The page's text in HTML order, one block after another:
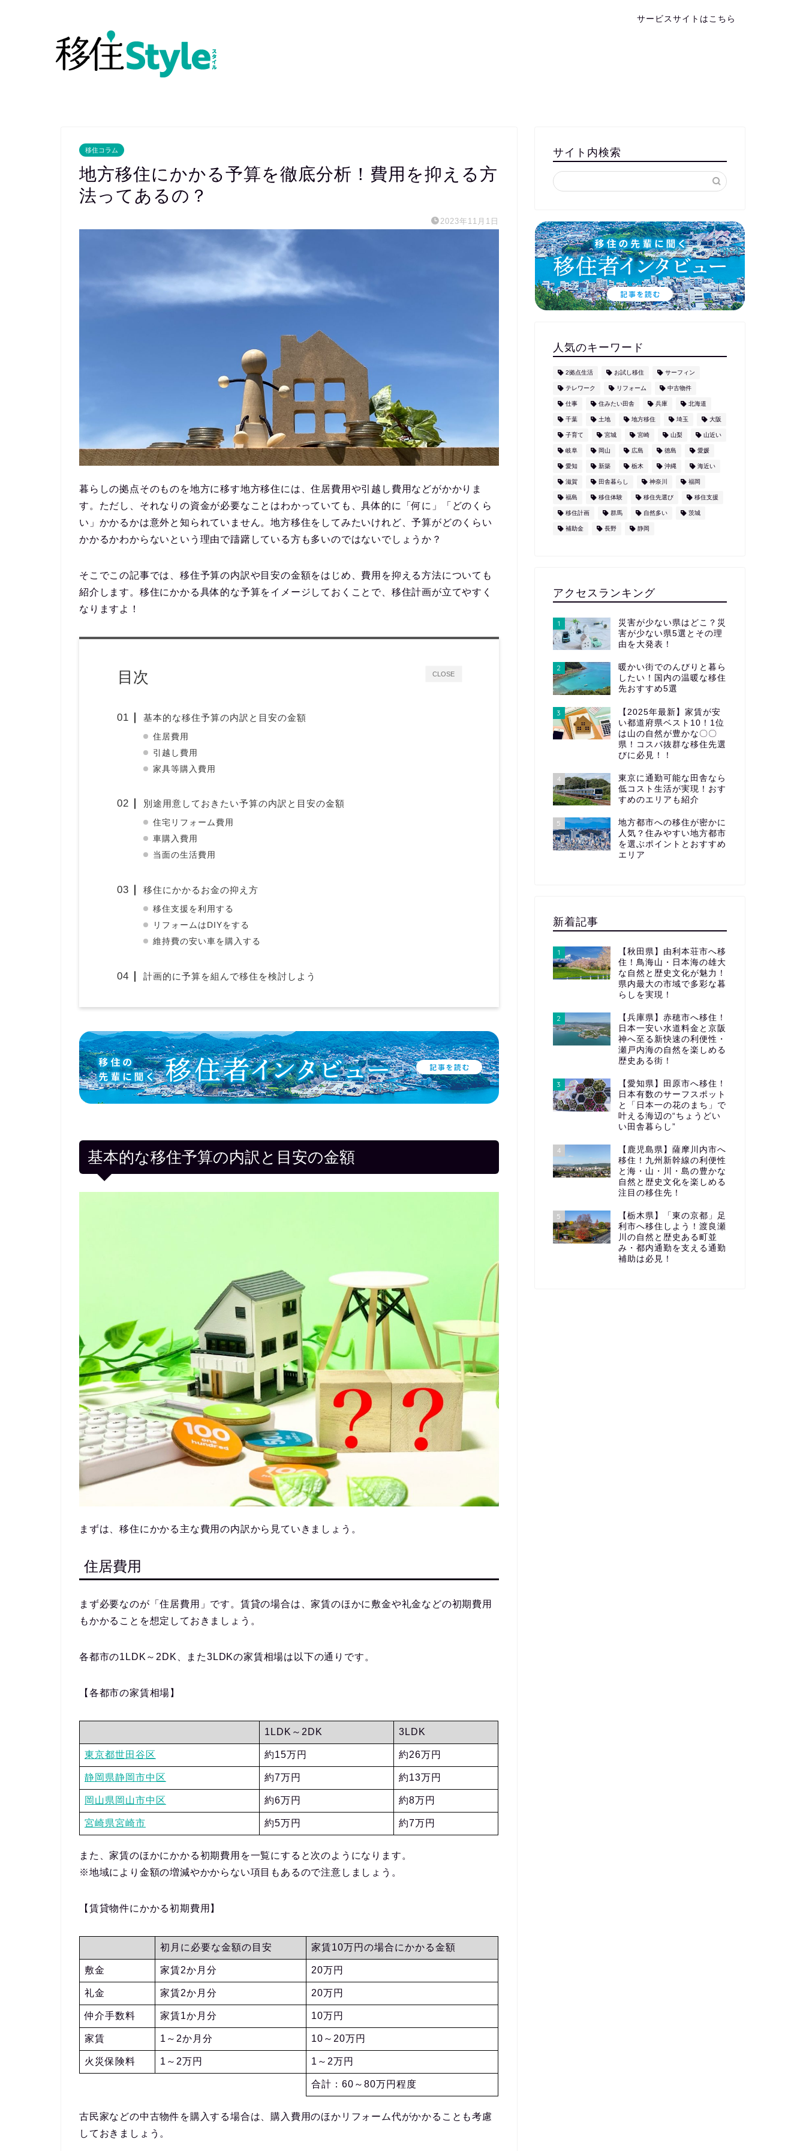
サービスサイトはこちら
移住コラム
地方移住にかかる予算を徹底分析！費用を抑える方
法ってあるの？
2023年11月1日
暮らしの拠点そのものを地方に移す地方移住には、住居費用や引越し費用などがかかりま
す。ただし、それなりの資金が必要なことはわかっていても、具体的に「何に」「どのくら
い」かかるかは意外と知られていません。地方移住をしてみたいけれど、予算がどのくらい
かかるかわからないという理由で躊躇している方 も多いのではないでしょうか？
そこでこの記事では、移住予算の内訳や目安の金額をはじめ、費用を抑える方法についても
紹介します。移住にかかる具体的な予算をイメージしておくことで、移住計画が立てやすく
なりますよ！
CLOSE
目次
基本的な移住予算の内訳と目安の金額
住居費用
引越し費用
家具等購入費用
別途用意しておきたい予算の内訳と目安の金額
住宅リフォーム費用
車購入費用
当面の生活費用
移住にかかるお金の抑え方
移住支援を利用する
リフォームはDIYをする
維持費の安い車を購入する
計画的に予算を組んで移住を検討しよう
基本的な移住予算の内訳と目安の金額
まずは、移住にかかる主な費用の内訳から見ていきましょう。
住居費用
まず必要なのが「住居費用」です。 賃貸の場合は、家賃のほかに敷金や礼金などの初期費用
もかかる ことを想定しておきましょう。
各都市の1LDK～2DK、また3LDKの家賃相場は以下の通りです。
【各都市の家賃相場】
1LDK～2DK 3LDK
東京都世田谷区 約15万円 約26万円
静岡県静岡市中区 約7万円 約13万円
岡山県岡山市中区 約6万円 約8万円
宮崎県宮崎市 約5万円 約7万円
また、家賃のほかにかかる初期費用を一覧にすると次のようになります。
※地域により金額の増減やかからない項目もあるので注意しましょう。
【賃貸物件にかかる初期費用】
初月に必要な金額の目安 家賃10万円の場合にかかる金額
敷金 家賃2か月分 20万円
礼金 家賃2か月分 20万円
仲介手数料 家賃1か月分 10万円
家賃 1～2か月分 10～20万円
火災保険料 1～2万円 1～2万円
合計：60～80万円程度
古民家などの中古物件を購入する場合は、購入費用のほかリフォーム代がかかることも考慮
しておきましょう。
サイト内検索
人気のキーワード
2拠点生活 お試し移住 サーフィン
テレワーク リフォーム 中古物件
仕事 住みたい田舎 兵庫 北海道
千葉 土地 地方移住 埼玉 大阪
子育て 宮城 宮崎 山梨 山近い
岐阜 岡山 広島 徳島 愛媛
愛知 新築 栃木 沖縄 海近い
滋賀 田舎暮らし 神奈川 福岡
福島 移住体験 移住先選び 移住支援
移住計画 群馬 自然多い 茨城
補助金 長野 静岡
アクセスランキング
1
災害が少ない県はどこ？災
害が少ない県5選とその理
由を大発表！
2
暖かい街でのんびりと暮ら
したい！国内の温暖な移住
先おすすめ5選
3
【2025年最新】家賃が安
い都道府県ベスト10！1位
は山の自然が豊かな〇〇
県！コスパ抜群な移住先選
びに必見！！
4
東京に通勤可能な田舎なら
低コスト生活が実現！おす
すめのエリアも紹介
5
地方都市への移住が密かに
人気？住みやすい地方都市
を選ぶポイントとおすすめ
エリア
新着記事
1
【秋田県】由利本荘市へ移
住！鳥海山・日本海の雄大
な自然と歴史文化が魅力！
県内最大の市域で多彩な暮
らしを実現！
2
【兵庫県】赤穂市へ移住！
日本一安い水道料金と京阪
神へ至る新快速の利便性・
瀬戸内海の自然を楽しめる
歴史ある街！
3
【愛知県】田原市へ移住！
日本有数のサーフスポット
と「日本一の花のまち」で
叶える海辺の“ちょうどい
い田舎暮らし”
4
【鹿児島県】薩摩川内市へ
移住！九州新幹線の利便性
と海・山・川・島の豊かな
自然と歴史文化を楽しめる
注目の移住先！
5
【栃木県】「東の京都」足
利市へ移住しよう！渡良瀬
川の自然と歴史ある町並
み・都内通勤を支える通勤
補助は必見！